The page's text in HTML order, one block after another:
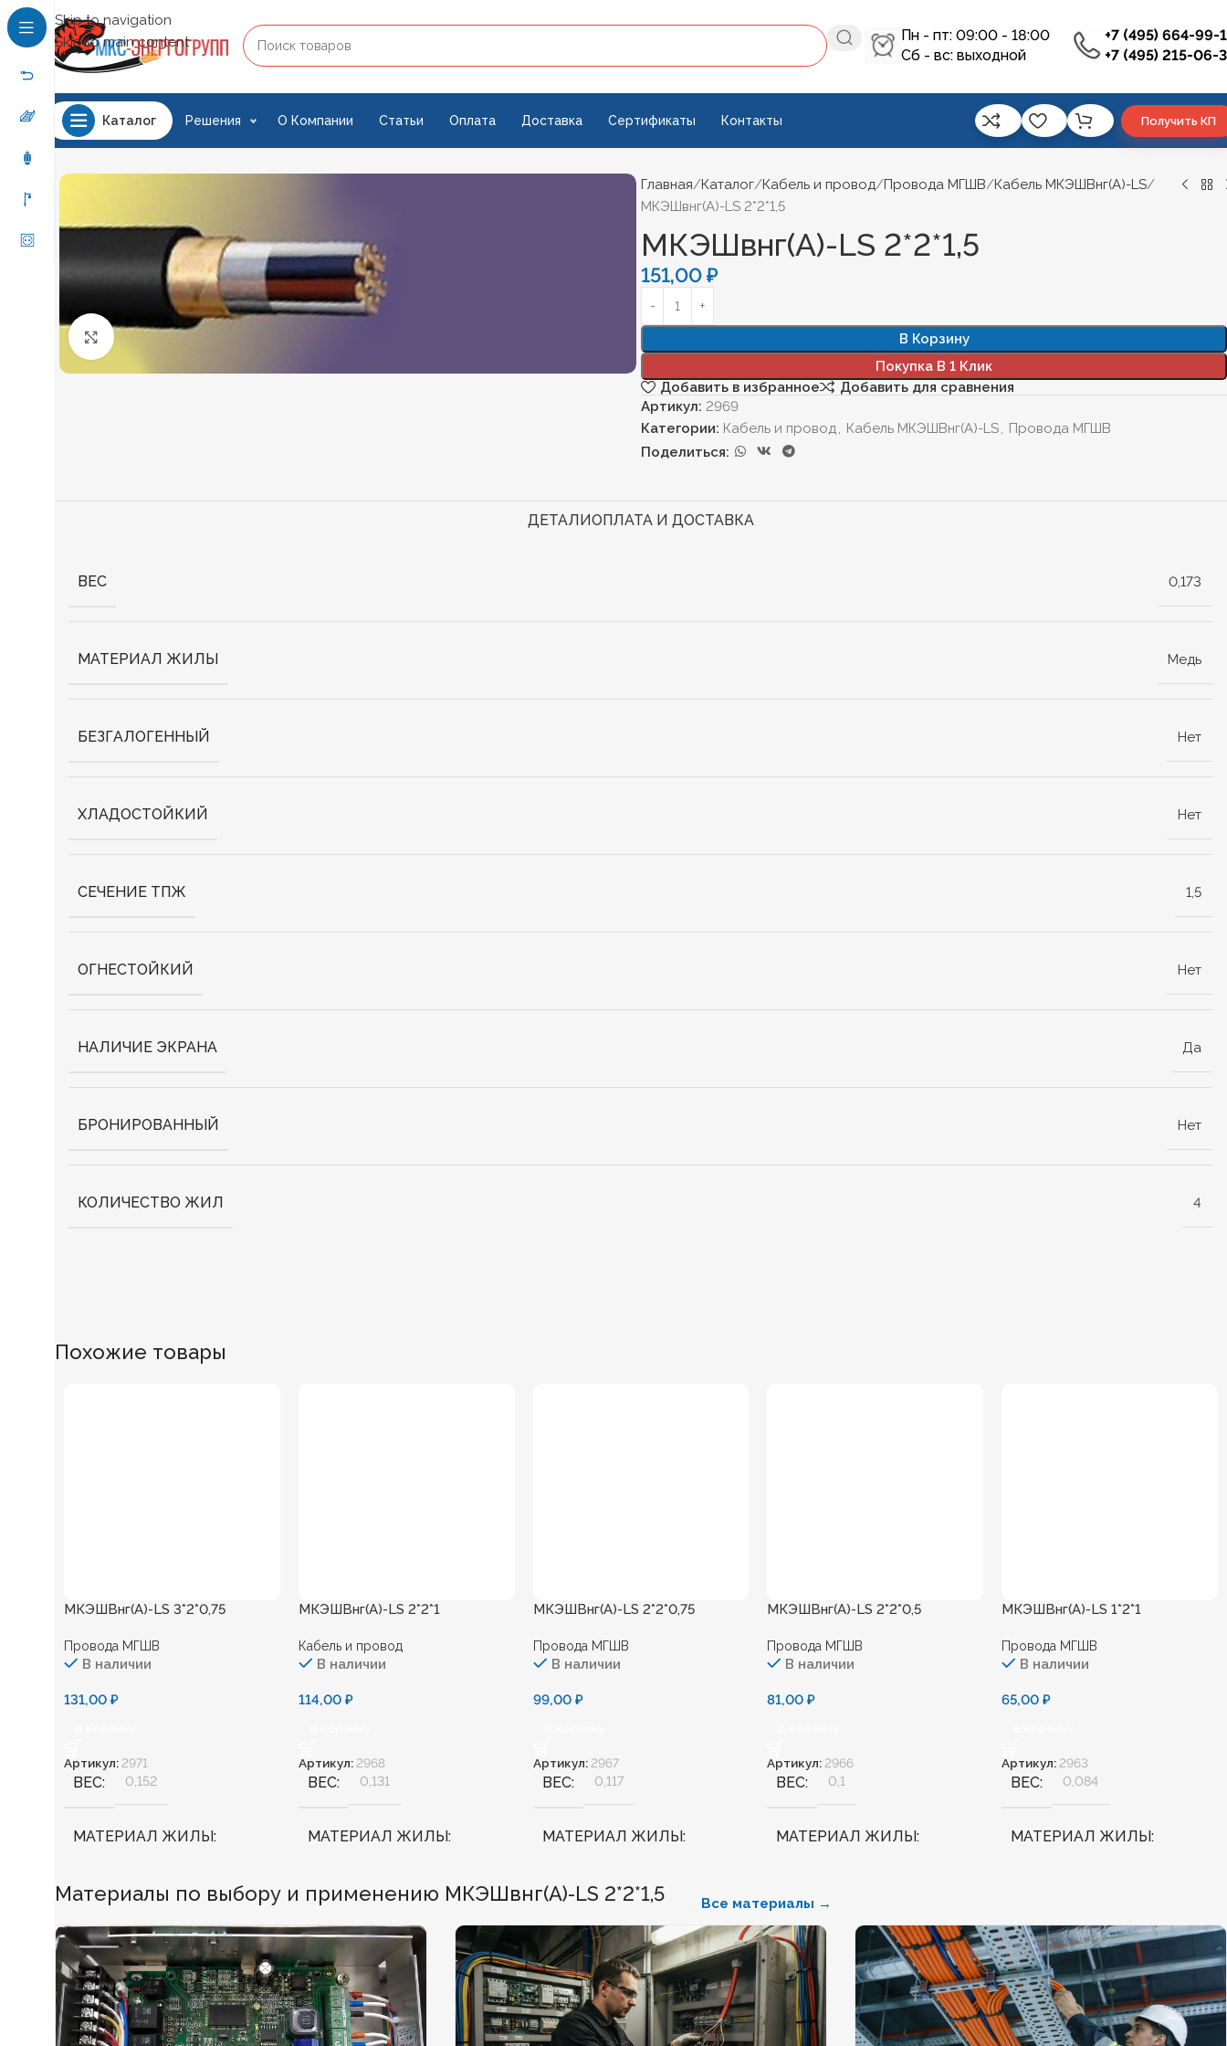
Skip to navigation
Skip to main content
Пн - пт: 09:00 - 18:00
Сб - вс: выходной
+7 (495) 664-99-
+7 (495) 215-06-
Каталог Решения О Компании Статьи Оплата Доставка Сертификаты Контакты Получить КП
Нажмите, чтобы увеличить
Главная Каталог Кабель и провод Провода МГШВ
Кабель МКЭШВнг(А)-LS
МКЭШвнг(А)-LS 2*2*1,5
МКЭШвнг(А)-LS 2*2*1,5
151,00₽
В Корзину
Покупка В 1 Клик
Добавить в избранное
Добавить для сравнения
Артикул: 2969
Категории: Кабель и провод, Кабель МКЭШВнг(А)-LS, Провода МГШВ
Поделиться:
ДЕТАЛИОПЛАТА И ДОСТАВКА
ВЕС 0,173
МАТЕРИАЛ ЖИЛЫ Медь
БЕЗГАЛОГЕННЫЙ Нет
ХЛАДОСТОЙКИЙ Нет
СЕЧЕНИЕ ТПЖ 1,5
ОГНЕСТОЙКИЙ Нет
НАЛИЧИЕ ЭКРАНА Да
БРОНИРОВАННЫЙ Нет
КОЛИЧЕСТВО ЖИЛ 4
Похожие товары
МКЭШВнг(А)-LS 3*2*0,75
Провода МГШВ
В наличии
131,00 ₽
Артикул: 2971
ВЕС 0,152
МАТЕРИАЛ ЖИЛЫ
БЕЗГАЛОГЕННЫЙ Нет
ХЛАДОСТОЙКИЙ Нет
0,75
МКЭШВнг(А)-LS 2*2*1
Кабель и провод
В наличии
114,00 ₽
Артикул: 2968
ВЕС 0,131
МАТЕРИАЛ ЖИЛЫ
БЕЗГАЛОГЕННЫЙ Нет
ХЛАДОСТОЙКИЙ Нет
МКЭШВнг(А)-LS 2*2*0,75
Провода МГШВ
В наличии
99,00 ₽
Артикул: 2967
ВЕС 0,117
МАТЕРИАЛ ЖИЛЫ
Медь
БЕЗГАЛОГЕННЫЙ Нет
ХЛАДОСТОЙКИЙ Нет
0,75
МКЭШВнг(А)-LS 2*2*0,5
Провода МГШВ
В наличии
81,00₽
Артикул: 2966
ВЕС 0,1
МАТЕРИАЛ ЖИЛЫ
БЕЗГАЛОГЕННЫЙ Нет
ХЛАДОСТОЙКИЙ Нет
0,5
МКЭШВнг(А)-LS 1*2*1
Провода МГШВ
В наличии
65,00₽
Артикул: 2963
ВЕС 0,084
МАТЕРИАЛ ЖИЛЫ
БЕЗГАЛОГЕННЫЙ Нет
ХЛАДОСТОЙКИЙ
1
Материалы по выбору и применению МКЭШвнг(А)-LS 2*2*1,5 Все материалы →